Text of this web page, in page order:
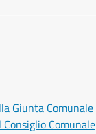
Giunta Comunale
Comunale